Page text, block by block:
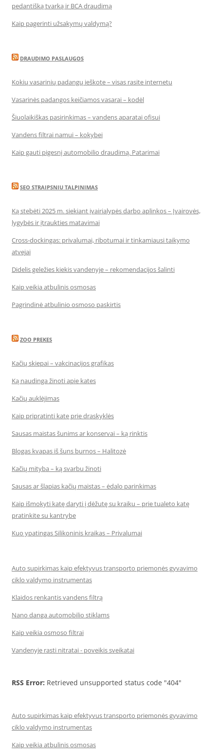
pedantišką tvarką ir BCA draudimą
Kaip pagerinti užsakymų valdymą?
DRAUDIMO PASLAUGOS
Kokių vasarinių padangų ieškote – visas rasite internetu
Vasarinės padangos keičiamos vasarai – kodėl
Šiuolaikiškas pasirinkimas – vandens aparatai ofisui
Vandens filtrai namui – kokybei
Kaip gauti pigesnį automobilio draudimą. Patarimai
SEO STRAIPSNIU TALPINIMAS
Ką stebėti 2025 m. siekiant įvairialypės darbo aplinkos – Įvairovės,
lygybės ir įtraukties matavimai
Cross-dockingas: privalumai, ribotumai ir tinkamiausi taikymo
atvejai
Didelis geležies kiekis vandenyje – rekomendacijos šalinti
Kaip veikia atbulinis osmosas
Pagrindinė atbulinio osmoso paskirtis
ZOO PREKES
Kačių skiepai – vakcinacijos grafikas
Ką naudinga žinoti apie kates
Kačių auklėjimas
Kaip pripratinti katę prie draskyklės
Sausas maistas šunims ar konservai – ką rinktis
Blogas kvapas iš šuns burnos – Halitozė
Kačių mityba – ką svarbu žinoti
Sausas ar šlapias kačių maistas – ėdalo parinkimas
Kaip išmokyti katę daryti į dėžutę su kraiku – prie tualeto katę
pratinkite su kantrybe
Kuo ypatingas Silikoninis kraikas – Privalumai
Auto supirkimas kaip efektyvus transporto priemonės gyvavimo
ciklo valdymo instrumentas
Klaidos renkantis vandens filtrą
Nano danga automobilio stiklams
Kaip veikia osmoso filtrai
Vandenyje rasti nitratai - poveikis sveikatai
RSS Error: Retrieved unsupported status code "404"
Auto supirkimas kaip efektyvus transporto priemonės gyvavimo
ciklo valdymo instrumentas
Kaip veikia atbulinis osmosas